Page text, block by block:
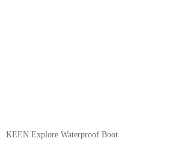
KEEN Explore Waterproof Boot